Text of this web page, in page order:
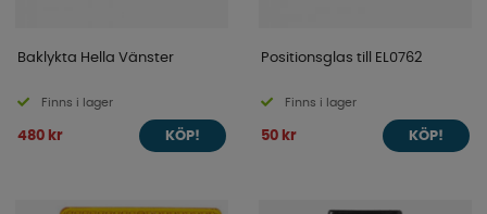
Baklykta Hella Vänster
Finns i lager
480 kr KÖP!
Positionsglas till EL0762
Finns i lager
50 kr KÖP!